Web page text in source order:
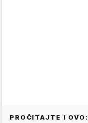
PROČITAJTE I OVO: